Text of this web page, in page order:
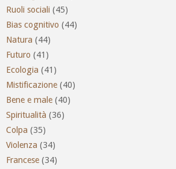
Ruoli sociali (45)
Bias cognitivo (44)
Natura (44)
Futuro (41)
Ecologia (41)
Mistificazione (40)
Bene e male (40)
Spiritualità (36)
Colpa (35)
Violenza (34)
Francese (34)